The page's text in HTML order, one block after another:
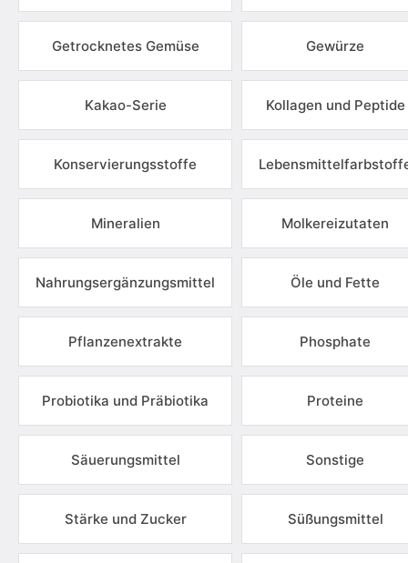
Getrocknetes Gemüse Gewürze
Kakao-Serie Kollagen und Peptide
Konservierungsstoffe
Mineralien Molkereizutaten
Nahrungsergänzungsmittel Öle und Fette
Pflanzenextrakte Phosphate
Probiotika und Präbiotika Proteine
Säuerungsmittel Sonstige
Stärke und Zucker Süßungsmittel